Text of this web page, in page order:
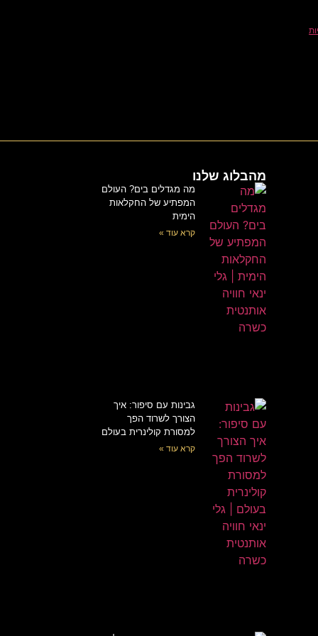
מהבלוג שלנו
מה מגדלים בים? העולם
המפתיע של החקלאות
הימית
קרא עוד »
גבינות עם סיפור: איך
הצורך לשרוד הפך
למסורת קולינרית בעולם
קרא עוד »